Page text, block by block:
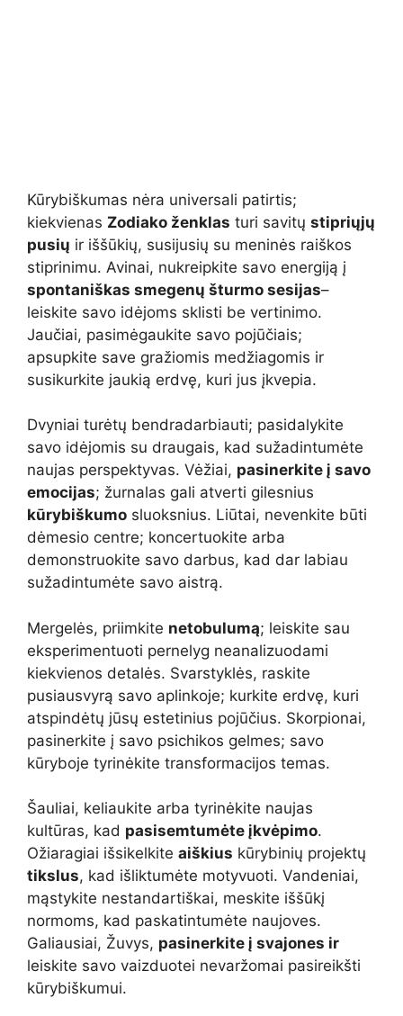
Kūrybiškumas nėra universali patirtis;
kiekvienas Zodiako ženklas turi savitų stipriųjų
pusių ir iššūkių, susijusių su meninės raiškos
stiprinimu. Avinai, nukreipkite savo energiją į
spontaniškas smegenų šturmo sesijas–
leiskite savo idėjoms sklisti be vertinimo.
Jaučiai, pasimėgaukite savo pojūčiais;
apsupkite save gražiomis medžiagomis ir
susikurkite jaukią erdvę, kuri jus įkvepia.
Dvyniai turėtų bendradarbiauti; pasidalykite
savo idėjomis su draugais, kad sužadintumėte
naujas perspektyvas. Vėžiai, pasinerkite į savo
emocijas; žurnalas gali atverti gilesnius
kūrybiškumo sluoksnius. Liūtai, nevenkite būti
dėmesio centre; koncertuokite arba
demonstruokite savo darbus, kad dar labiau
sužadintumėte savo aistrą.
Mergelės, priimkite netobulumą; leiskite sau
eksperimentuoti pernelyg neanalizuodami
kiekvienos detalės. Svarstyklės, raskite
pusiausvyrą savo aplinkoje; kurkite erdvę, kuri
atspindėtų jūsų estetinius pojūčius. Skorpionai,
pasinerkite į savo psichikos gelmes; savo
kūryboje tyrinėkite transformacijos temas.
Šauliai, keliaukite arba tyrinėkite naujas
kultūras, kad pasisemtumėte įkvėpimo.
Ožiaragiai išsikelkite aiškius kūrybinių projektų
tikslus, kad išliktumėte motyvuoti. Vandeniai,
mąstykite nestandartiškai, meskite iššūkį
normoms, kad paskatintumėte naujoves.
Galiausiai, Žuvys, pasinerkite į svajones ir
leiskite savo vaizduotei nevaržomai pasireikšti
kūrybiškumui.